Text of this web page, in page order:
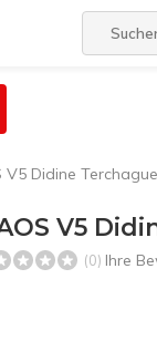
V5 Didine Terchague
V5
(0) Ihre